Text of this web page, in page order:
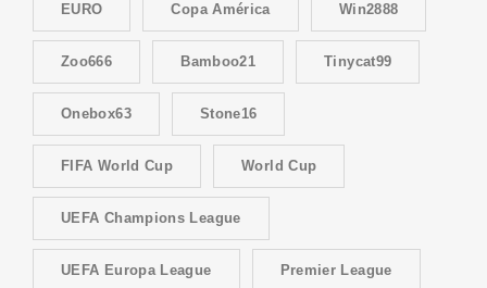
EURO Copa América Win2888
Zoo666 Bamboo21 Tinycat99
Onebox63 Stone16
FIFA World Cup World Cup
UEFA Champions League
UEFA Europa League Premier League